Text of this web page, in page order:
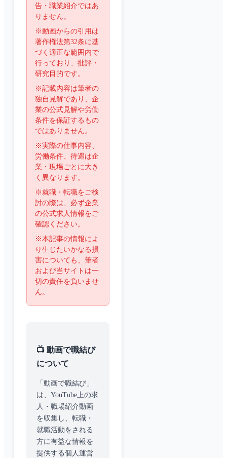
告・職業紹介ではあ
りません。
※動画からの引用は
著作権法第32条に基
づく適正な範囲内で
行っており、批評・
研究目的です。
※記載内容は筆者の
独自見解であり、企
業の公式見解や労働
条件を保証するもの
ではありません。
※実際の仕事内容、
労働条件、待遇は企
業・現場ごとに大き
く異なります。
※就職・転職をご検
討の際は、必ず企業
の公式求人情報をご
確認ください。
※本記事の情報によ
り生じたいかなる損
害についても、筆者
および当サイトは一
切の責任を負いませ
ん。
📺 動画で職結び
について
「動画で職結び」
は、YouTube上の求
人・職場紹介動画
を収集し、転職・
就職活動をされる
方に有益な情報を
提供する個人運営